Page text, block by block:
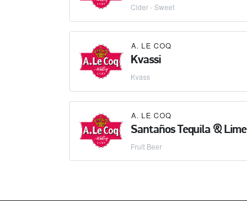
Cider - Sweet
A. LE COQ
Kvassi
Kvass
A. LE COQ
Santaños Tequila & Lime
Fruit Beer